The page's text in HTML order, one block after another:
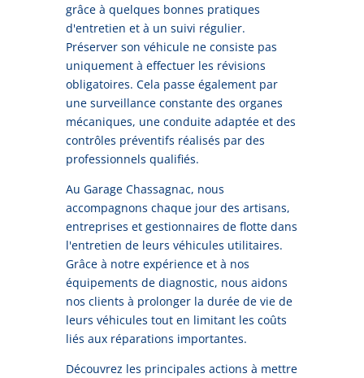
grâce à quelques bonnes pratiques
d'entretien et à un suivi régulier.
Préserver son véhicule ne consiste pas
uniquement à effectuer les révisions
obligatoires. Cela passe également par
une surveillance constante des organes
mécaniques, une conduite adaptée et des
contrôles préventifs réalisés par des
professionnels qualifiés.
Au Garage Chassagnac, nous
accompagnons chaque jour des artisans,
entreprises et gestionnaires de flotte dans
l'entretien de leurs véhicules utilitaires.
Grâce à notre expérience et à nos
équipements de diagnostic, nous aidons
nos clients à prolonger la durée de vie de
leurs véhicules tout en limitant les coûts
liés aux réparations importantes.
Découvrez les principales actions à mettre